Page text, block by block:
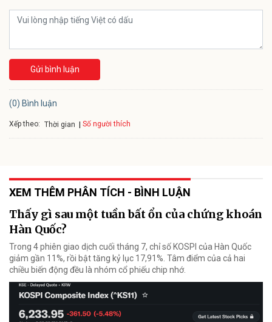
Gửi bình luận
(0) Bình luận
Xếp theo: Thời gian Số người thích
XEM THÊM PHÂN TÍCH - BÌNH LUẬN
Thấy gì sau một tuần bất ổn của chứng khoán
Hàn Quốc?
Trong 4 phiên giao dịch cuối tháng 7, chỉ số KOSPI của Hàn Quốc
giảm gần 11%, rồi bật tăng kỷ lục 17,91%. Tâm điểm của cả hai
chiều biến động đều là nhóm cổ phiếu chip nhớ.